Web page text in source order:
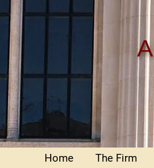
Home The Firm